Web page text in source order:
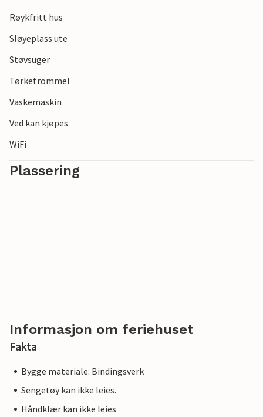
Røykfritt hus
Sløyeplass ute
Støvsuger
Tørketrommel
Vaskemaskin
Ved kan kjøpes
WiFi
Plassering
Informasjon om feriehuset
Fakta
Bygge materiale: Bindingsverk
Sengetøy kan ikke leies.
Håndklær kan ikke leies